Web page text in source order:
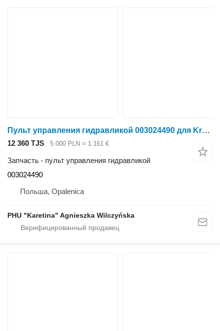
Пульт управления гидравликой 003024490 для Krone Big M II Fendt 820
12 360 TJS 5 000 PLN ≈ 1 161 €
Запчасть - пульт управления гидравликой
003024490
Польша, Opalenica
PHU "Karetina" Agnieszka Wilczyńska